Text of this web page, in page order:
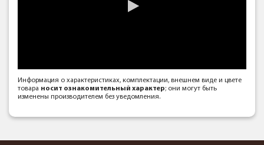
Информация о характеристиках, комплектации, внешнем виде и цвете
товара носит ознакомительный характер; они могут быть
изменены производителем без уведомления.